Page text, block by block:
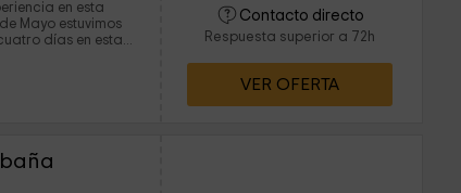
en esta
Mayo estuvimos
días en esta
Contacto directo
Respuesta superior a 72h
VER OFERTA